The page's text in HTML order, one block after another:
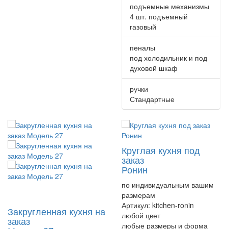
подъемные механизмы
4 шт. подъемный
газовый
пеналы
под холодильник и под
духовой шкаф
ручки
Стандартные
Закругленная кухня на
заказ
Круглая кухня под
заказ
Ронин
по индивидуальным вашим
размерам
Артикул: kitchen-ronin
любой цвет
любые размеры и форма